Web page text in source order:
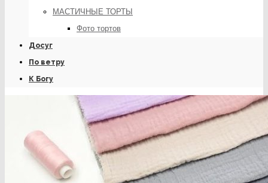
МАСТИЧНЫЕ ТОРТЫ
Фото тортов
Досуг
По ветру
К Богу